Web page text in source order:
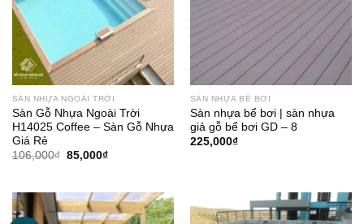
SÀN NHỰA NGOÀI TRỜI
Sàn Gỗ Nhựa Ngoài Trời
H14025 Coffee – Sàn Gỗ Nhựa
Giá Rẻ
106,000₫ Giá
85,000₫Giá
85,000₫.
SÀN NHỰA BỂ BƠI
Sàn nhựa bể bơi | sàn nhựa
giả gỗ bể bơi GD – 8
225,000₫